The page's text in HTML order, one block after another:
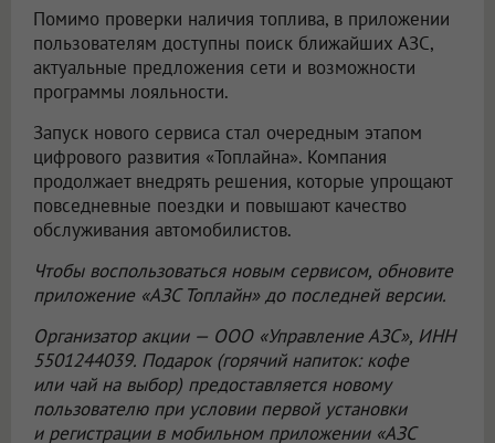
Помимо проверки наличия топлива, в приложении
пользователям доступны поиск ближайших АЗС,
актуальные предложения сети и возможности
программы лояльности.
Запуск нового сервиса стал очередным этапом
цифрового развития «Топлайна». Компания
продолжает внедрять решения, которые упрощают
повседневные поездки и повышают качество
обслуживания автомобилистов.
Чтобы воспользоваться новым сервисом, обновите
приложение «АЗС Топлайн» до последней версии.
Организатор акции — ООО «Управление АЗС», ИНН
5501244039. Подарок (горячий напиток: кофе
или чай на выбор) предоставляется новому
пользователю при условии первой установки
и регистрации в мобильном приложении «АЗС